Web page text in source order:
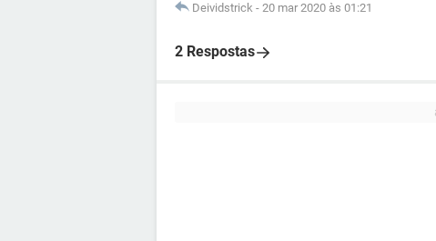
Deividstrick - 20 mar 2020 às 01:21
2 Respostas